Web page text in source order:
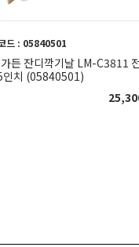
드 : 05840501
든 잔디깍기날 LM-C3811
인치 (05840501)